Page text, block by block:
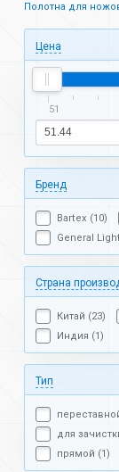
Полотна для
Цена
51
Бренд
Bartex (10)
General
Страна
Китай (23)
Индия (1)
Тип
для
прямой (1)